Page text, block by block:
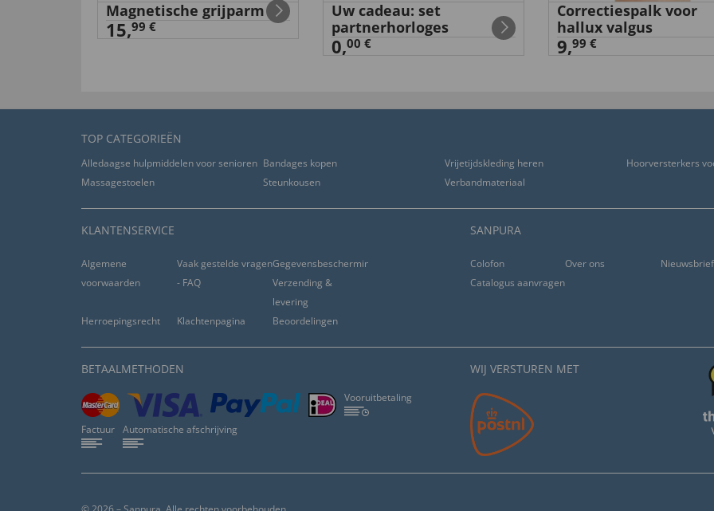
Magnetische grijparm
15,99 €
Uw cadeau: set
partnerhorloges
0,00 €
Correctiespalk voor
hallux valgus
9,99 €
TOP CATEGORIEËN
Alledaagse hulpmiddelen voor senioren Bandages kopen Vrijetijdskleding heren Hoorversterkers
Massagestoelen
Steunkousen Verbandmateriaal
KLANTENSERVICE
Algemene
voorwaarden
Vaak gestelde vragen
- FAQ
Gegevensbescherming
Verzending &
levering
Herroepingsrecht
Klachtenpagina Beoordelingen
SANPURA
Colofon Over ons
Nieuwsbrief
Catalogus aanvragen
BETAALMETHODEN
Vooruitbetaling
Factuur Automatische afschrijving
WIJ VERSTUREN MET